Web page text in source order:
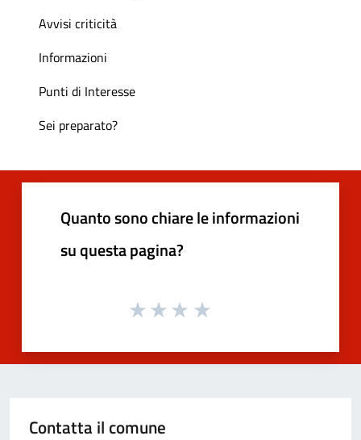
Avvisi criticità
Informazioni
Punti di Interesse
Sei preparato?
Quanto sono chiare le informazioni
su questa pagina?
Contatta il comune